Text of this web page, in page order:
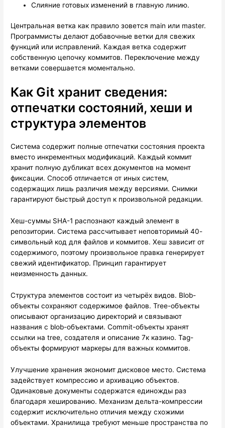
Слияние готовых изменений в главную линию.
Центральная ветка как правило зовется main или master.
Программисты делают добавочные ветки для свежих
функций или исправлений. Каждая ветка содержит
собственную цепочку коммитов. Переключение между
ветками совершается моментально.
Как Git хранит сведения:
отпечатки состояний, хеши и
структура элементов
Система содержит полные отпечатки состояния проекта
вместо инкрементных модификаций. Каждый коммит
хранит полную дубликат всех документов на момент
фиксации. Способ отличается от иных систем,
содержащих лишь различия между версиями. Снимки
гарантируют быстрый доступ к произвольной редакции.
Хеш-суммы SHA-1 распознают каждый элемент в
репозитории. Система рассчитывает неповторимый 40-
символьный код для файлов и коммитов. Хеш зависит от
содержимого, поэтому произвольное правка генерирует
свежий идентификатор. Принцип гарантирует
неизменность данных.
Структура элементов состоит из четырёх видов. Blob-
объекты сохраняют содержимое файлов. Tree-объекты
описывают организацию директорий и связывают
названия с blob-объектами. Commit-объекты хранят
ссылки на tree, создателя и описание 7к казино. Tag-
объекты формируют маркеры для важных коммитов.
Улучшение хранения экономит дисковое место. Система
задействует компрессию и архивацию объектов.
Одинаковые документы содержатся единожды раз
благодаря хешированию. Механизм дельта-компрессии
содержит исключительно отличия между схожими
объектами. Хранилища требуют меньше пространства по